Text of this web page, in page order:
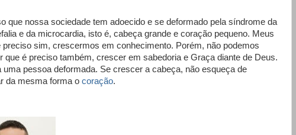
que nossa sociedade tem adoecido e se deformado pela síndrome da
e da microcardia, isto é, cabeça grande e coração pequeno. Meus
preciso sim, crescermos em conhecimento. Porém, não podemos
que é preciso também, crescer em sabedoria e Graça diante de Deus.
uma pessoa deformada. Se crescer a cabeça, não esqueça de
da mesma forma o coração.